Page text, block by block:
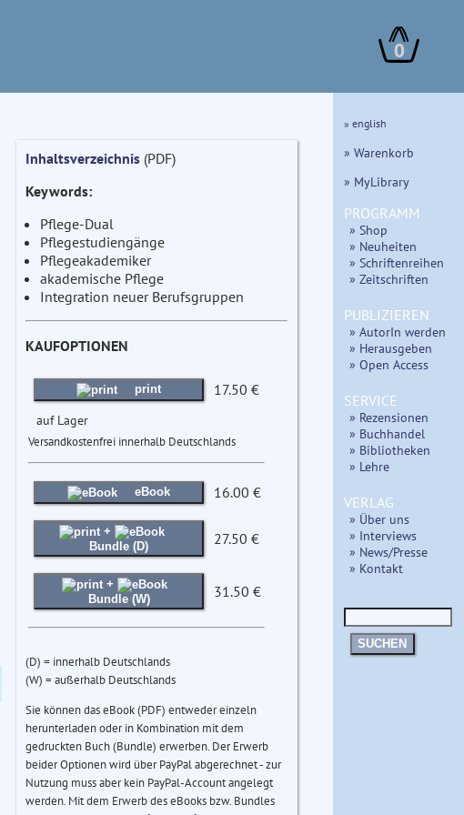
0
Inhaltsverzeichnis(PDF)
Keywords:
Pflege-Dual
Pflegestudiengänge
Pflegeakademiker
akademische Pflege
Integration neuer Berufsgruppen
KAUFOPTIONEN
print 17.50 €
auf Lager
Versandkostenfrei innerhalb Deutschlands
eBook 16.00 €
+
Bundle (D)
27.50 €
+
Bundle (W)
31.50 €
(D) = innerhalb Deutschlands
(W) = außerhalb Deutschlands
Sie können das eBook (PDF) entweder einzeln
herunterladen oder in Kombination mit dem
gedruckten Buch (Bundle) erwerben. Der Erwerb
beider Optionen wird über PayPal abgerechnet - zur
Nutzung muss aber kein PayPal-Account angelegt
werden. Mit dem Erwerb des eBooks bzw. Bundles
» english
» Warenkorb
» MyLibrary
PROGRAMM
» Shop
» Neuheiten
» Schriftenreihen
» Zeitschriften
PUBLIZIEREN
» AutorIn werden
» Herausgeben
» Open Access
SERVICE
» Rezensionen
» Buchhandel
» Bibliotheken
» Lehre
VERLAG
» Über uns
» Interviews
» News/Presse
» Kontakt
SUCHEN